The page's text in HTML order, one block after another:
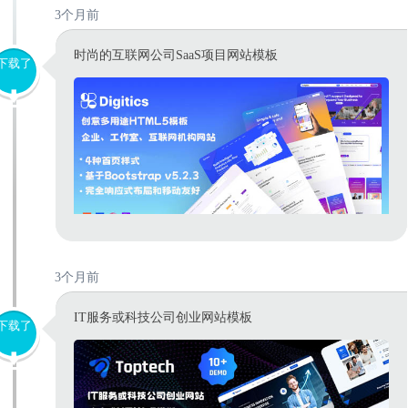
3个月前
载了
时尚的互联网公司SaaS项目网站模板
3个月前
载了
IT服务或科技公司创业网站模板